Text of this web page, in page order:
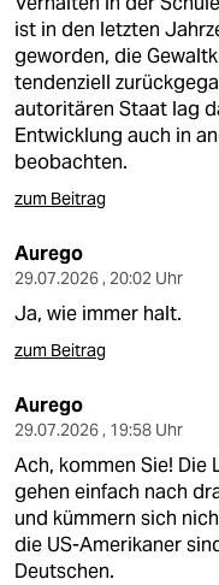
ist in den letzten
geworden, die
tendenziell
autoritären Staat lag
Entwicklung auch in
beobachten.
zum Beitrag
Aurego
29.07.2026 , 20:02 Uhr
Ja, wie immer halt.
zum Beitrag
Aurego
29.07.2026 , 19:58 Uhr
Ach, kommen Sie! Die
gehen einfach nach
und kümmern sich
die US-Amerikaner
Deutschen.